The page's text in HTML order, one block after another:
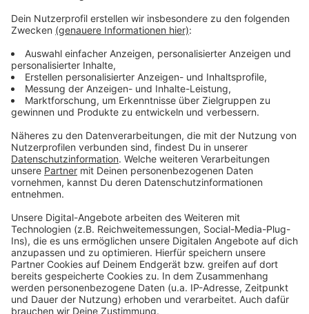
Leverkusener Firmen setzen auf E-Autos
Ranking: So teuer ist Leben in Leverkusen
Erinnerungskoffer: Ehrenamtliche Werkself-Fans in
Leverkusen gesucht
Anzeige
Anzeige